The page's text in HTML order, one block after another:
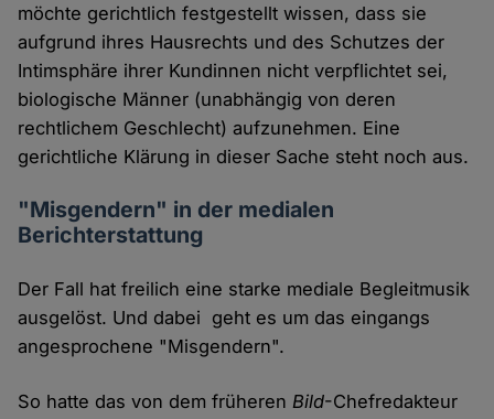
möchte gerichtlich festgestellt wissen, dass sie
aufgrund ihres Hausrechts und des Schutzes der
Intimsphäre ihrer Kundinnen nicht verpflichtet sei,
biologische Männer (unabhängig von deren
rechtlichem Geschlecht) aufzunehmen. Eine
gerichtliche Klärung in dieser Sache steht noch aus.
"Misgendern" in der medialen
Berichterstattung
Der Fall hat freilich eine starke mediale Begleitmusik
ausgelöst. Und dabei geht es um das eingangs
angesprochene "Misgendern".
So hatte das von dem früheren Bild-Chefredakteur